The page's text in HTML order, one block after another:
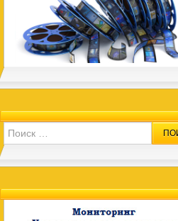
Search for: